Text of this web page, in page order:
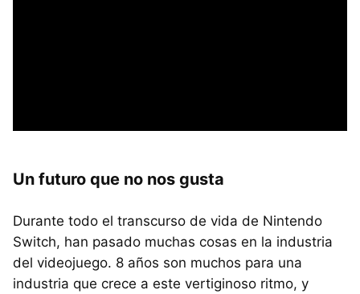
Un futuro que no nos gusta
Durante todo el transcurso de vida de Nintendo
Switch, han pasado muchas cosas en la industria
del videojuego. 8 años son muchos para una
industria que crece a este vertiginoso ritmo, y